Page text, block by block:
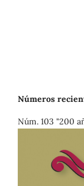
Números
Núm. 103 "200